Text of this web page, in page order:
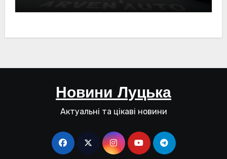
Новини Луцька
Актуальні та цікаві новини